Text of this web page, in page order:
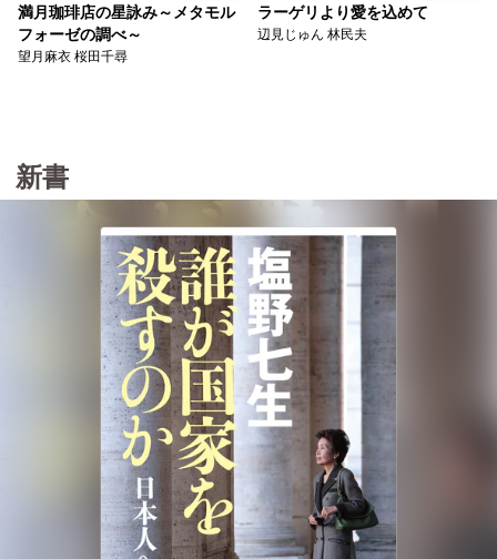
満月珈琲店の星詠み～メタモル
フォーゼの調べ～
望月麻衣 桜田千尋
ラーゲリより愛を込めて
辺見じゅん 林民夫
新書